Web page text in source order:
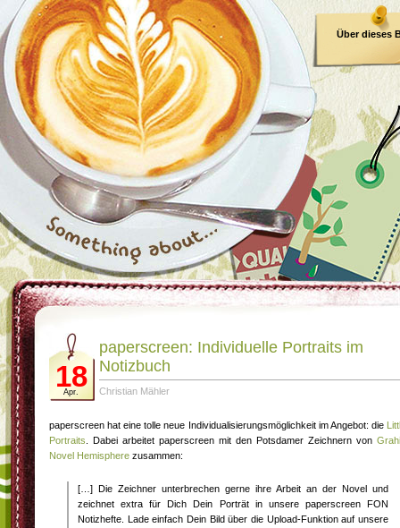
Über dieses
18
Apr.
paperscreen: Individuelle Portraits im
Notizbuch
Christian Mähler
paperscreen hat eine tolle neue Individualisierungsmöglichkeit im Angebot: die
Portraits . Dabei arbeitet paperscreen mit den Potsdamer Zeichnern von
Novel Hemisphere zusammen:
[…] Die Zeichner unterbrechen gerne ihre Arbeit an der Novel und
zeichnet extra für Dich Dein Porträt in unsere paperscreen FON
Notizhefte. Lade einfach Dein Bild über die Upload-Funktion auf unsere